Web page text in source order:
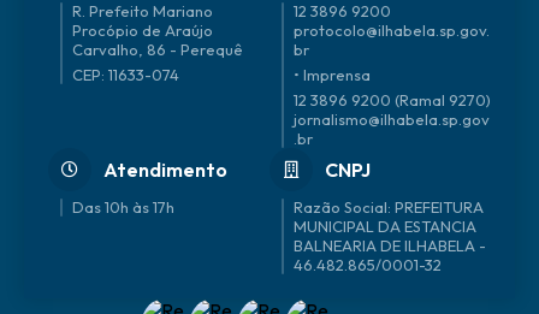
R. Prefeito Mariano
Procópio de Araújo
Carvalho, 86 - Perequê
CEP: 11633-074
12 3896 9200
protocolo@ilhabela.sp.gov.
br
• Imprensa
12 3896 9200 (Ramal 9270)
jornalismo@ilhabela.sp.gov
.br
Atendimento
Das 10h às 17h
CNPJ
46.482.865/0001-32